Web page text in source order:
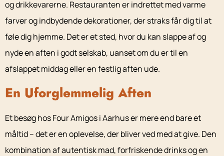
og drikkevarerne. Restauranten er indrettet med varme
farver og indbydende dekorationer, der straks får dig til at
føle dig hjemme. Det er et sted, hvor du kan slappe af og
nyde en aften i godt selskab, uanset om du er til en
afslappet middag eller en festlig aften ude.
En Uforglemmelig Aften
Et besøg hos Four Amigos i Aarhus er mere end bare et
måltid – det er en oplevelse, der bliver ved med at give. Den
kombination af autentisk mad, forfriskende drinks og en